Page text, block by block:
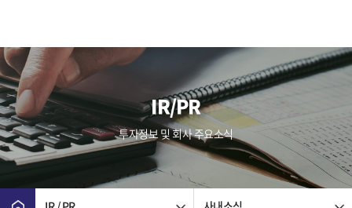
IR/PR
투자정보 및 회사 주요소식